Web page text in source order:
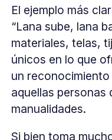
El ejemplo más
“Lana sube, lana
materiales, telas,
únicos en lo que
un
aquellas personas
manualidades.
Si bien toma